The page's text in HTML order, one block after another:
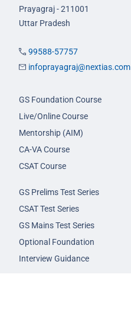
Prayagraj - 211001
Uttar Pradesh
99588-57757
infoprayagraj@nextias.com
GS Foundation Course
Live/Online Course
Mentorship (AIM)
CA-VA Course
CSAT Course
GS Prelims Test Series
CSAT Test Series
GS Mains Test Series
Optional Foundation
Interview Guidance